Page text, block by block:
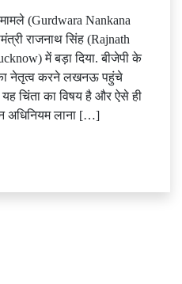
(Gurdwara Nankana
राजनाथ सिंह (Rajnath
में बड़ा दिया. बीजेपी के
नेतृत्व करने लखनऊ पहुंचे
यह चिंता का विषय है और ऐसे ही
अधिनियम लाना […]